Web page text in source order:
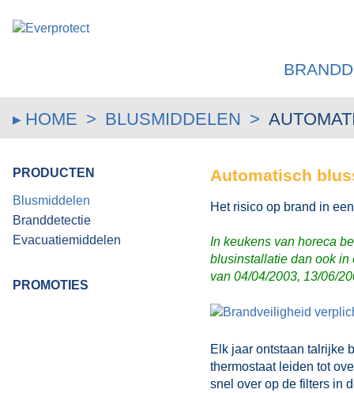
HOME > BLUSMIDDELEN >
Automatisch
Het risico op brand in
In keukens van horeca
blusinstallatie dan ook in
van 04/04/2003, 13/06/
Elk jaar ontstaan talrijke
thermostaat leiden tot
snel over op de filters in
PRODUCTEN
Blusmiddelen
Branddetectie
Evacuatiemiddelen
PROMOTIES